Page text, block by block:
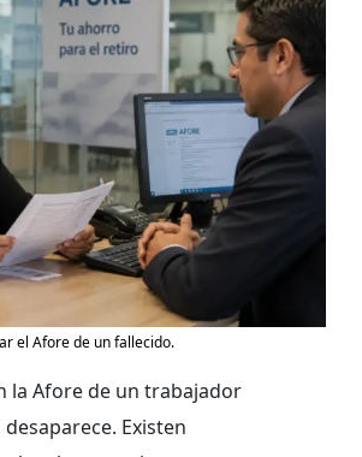
el Afore de un fallecido.
la Afore de un trabajador
Existen